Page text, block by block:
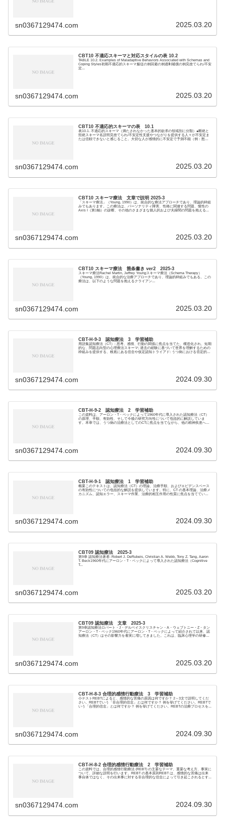
sn0367129474.com 2025.03.20
CBT10 不適応スキーマと対応スタイルの表 10.2
TABLE 10.2. Examples of Maladaptive Behaviors Associated with Schemas and
Coping Styles初期不適応的スキーマ服従の例回避の例過剰補償の例見捨てられ/不安
定...
sn0367129474.com 2025.03.20
CBT10 不適応的スキーマの表 10.1
表10.1. 不適応的スキーマ（満たされなかった基本的欲求の領域別に分類）●断絶と
拒絶スキーマ名説明見捨てられ/不安定性支援やつながりを提供する人々が不安定ま
たは信頼できないと感じること。大切な人が感情的に不安定で予測不能（例：怒り
sn0367129474.com 2025.03.20
CBT10 スキーマ療法 文章で説明 2025-3
「スキーマ療法」（Young, 1990）は、統合的な療法アプローチであり、理論的枠組
みでもあります。この療法は、パーソナリティ障害、性格に関連する問題、慢性の
Axis I（第1軸）の診断、その他のさまざまな個人的および夫婦間の問題を抱える...
sn0367129474.com 2025.03.20
CBT10 スキーマ療法 箇条書き ver2 2025-3
スキーマ療法Rachel Martin, Jeffrey Youngスキーマ療法（Schema Therapy）
（Young, 1990）は、統合的な治療アプローチであり、理論的枠組みでもある。この
療法は、以下のような問題を抱えるクライアン...
sn0367129474.com 2025.03.20
CBT-H-9-3 認知療法 3 学習補助
用語集認知療法（CT）: 思考、感情、行動の関係に焦点を当てた、構造化され、短期
的な、問題志向型の心理療法スキーマ; 過去の経験に基づいて世界を理解するための
枠組みを提供する、根底にある信念や仮定認知トライアド: うつ病における否定的な
sn0367129474.com 2024.09.30
CBT-H-9-2 認知療法 2 学習補助
この資料は、アーロン・T・ベックによって1960年代に導入された認知療法（CT）
の原理、手順、有効性、そして今後の研究方向性について包括的に解説していま
す。本章では、うつ病の治療法としてのCTに焦点を当てながら、他の精神疾患への
sn0367129474.com 2024.09.30
CBT-H-9-1 認知療法 1 学習補助
概要このテキストは、認知療法（CT）の理論、治療手順、およびエビデンスベース
の有効性についての包括的な解説を提供しています。特に、CT の基本理論、治療メ
カニズム、認知エラー、スキーマ作業、治療的相互作用の性質に焦点を当てていま
sn0367129474.com 2024.09.30
CBT09 認知療法 2025-3
第9章 認知療法著者: Robert J. DeRubeis, Christian A. Webb, Tony Z. Tang, Aaron
T. Beck1960年代にアーロン・T・ベックによって導入された認知療法（Cognitive
T...
sn0367129474.com 2025.03.20
CBT09 認知療法 文章 2025-3
第9章認知療法ロバート・J・デルベイスクリスチャン・A・ウェブトニー・Z・タン
アーロン・T・ベック1960年代にアーロン・T・ベックによって紹介されて以来、認
知療法（CT）はその影響力を着実に増してきました。これは、臨床心理学の研修プ
sn0367129474.com 2025.03.20
CBT-H-8-3 合理的感情行動療法 3 学習補助
小テストREBTによると、感情的な苦痛の原因は何ですか？ 2～3文で説明してくだ
さい。REBTでいう「非合理的信念」とは何ですか？ 例を挙げてください。REBTで
いう「合理的信念」とは何ですか？ 例を挙げてください。REBTの治療プロセスを...
sn0367129474.com 2024.09.30
CBT-H-8-2 合理的感情行動療法 2 学習補助
この資料では、合理的感情行動療法 (REBT) の主要なテーマ、重要な考え方、事実に
ついて、詳細な説明を行います。REBT の基本原則REBT は、感情的な苦痛は出来
事自体ではなく、その出来事に対する非合理的な信念によって引き起こされるとす...
sn0367129474.com 2024.09.30